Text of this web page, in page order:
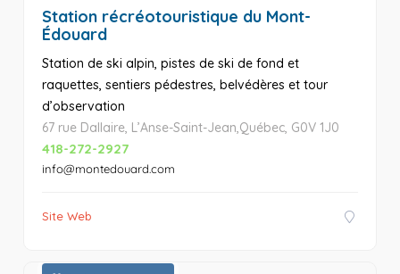
Station récréotouristique du Mont-
Édouard
Station de ski alpin, pistes de ski de fond et
raquettes, sentiers pédestres, belvédères et tour
d’observation
67 rue Dallaire, L’Anse-Saint-Jean,Québec, G0V 1J0
418-272-2927
info@montedouard.com
Site Web